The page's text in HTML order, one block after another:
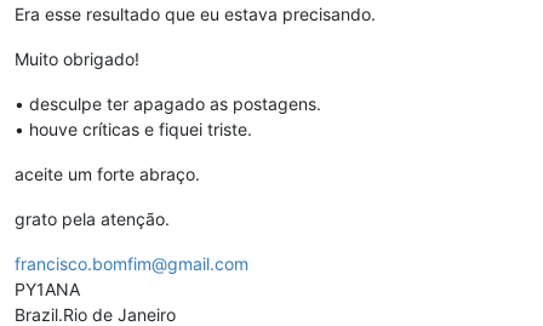
Era esse resultado que eu estava precisando.
Muito obrigado!
• desculpe ter apagado as postagens.
• houve críticas e fiquei triste.
aceite um forte abraço.
grato pela atenção.
francisco.bomfim@gmail.com
PY1ANA
Brazil.Rio de Janeiro